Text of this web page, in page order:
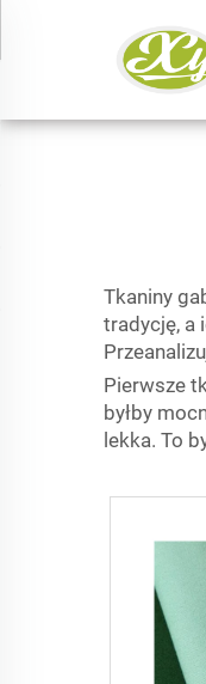
Tkaniny
tradycję, a
Pierwsze
byłby
lekka. To